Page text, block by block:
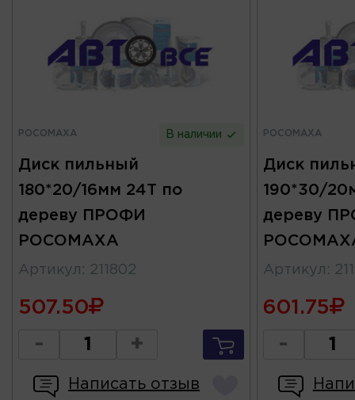
РОСОМАХА В наличии
Диск пильный
180*20/16мм 24Т по
дереву ПРОФИ
РОСОМАХА
Артикул : 211802
507.50
- +
Написать отзыв
РОСОМАХА
Диск
190*30/
дереву
Артикул :
601.75
-